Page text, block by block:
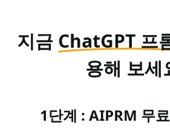
지금 ChatGPT 프
용해 보세
1단계 : AIPRM 무